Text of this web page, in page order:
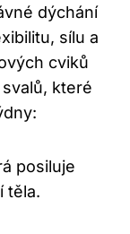
dýchání
sílu a
cviků
které
posiluje
těla.